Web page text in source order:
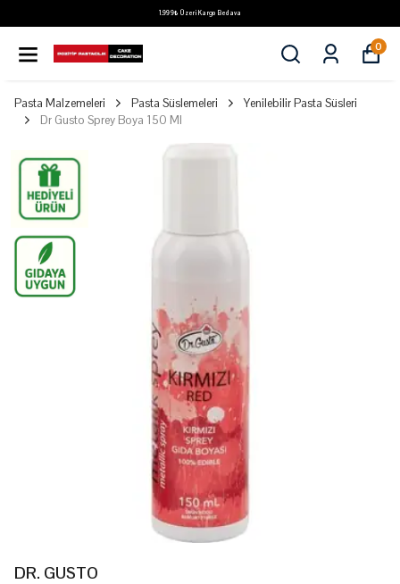
1.999₺ Üzeri Kargo Bedava
0
Pasta Malzemeleri Pasta Süslemeleri
Yenilebilir Pasta Süsleri
Dr Gusto Sprey Boya 150 Ml
DR. GUSTO